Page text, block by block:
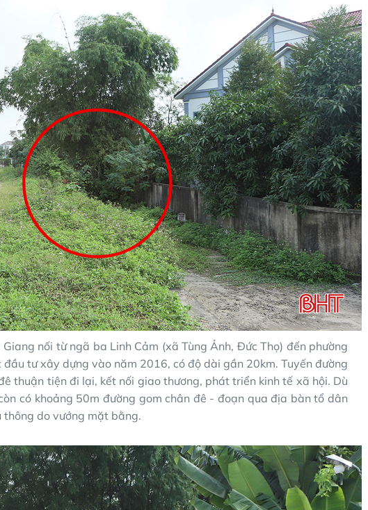
nối từ ngã ba Linh Cảm (xã Tùng Ảnh, Đức Thọ) đến phường
đầu tư xây dựng vào năm 2016, có độ dài gần 20km. Tuyến đường
thuận tiện đi lại, kết nối giao thương, phát triển kinh tế xã hội. Dù
có khoảng 50m đường gom chân đê - đoạn qua địa bàn tổ dân
do vướng mặt bằng.